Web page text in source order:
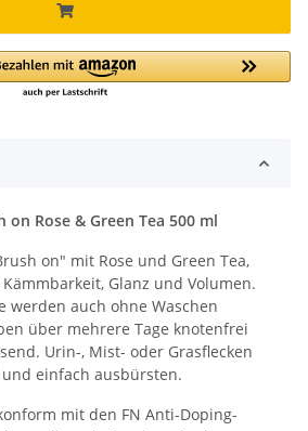
on Rose & Green Tea 500 ml
on" mit Rose und Green Tea,
Glanz und Volumen.
werden auch ohne Waschen
über mehrere Tage knotenfrei
Urin-, Mist- oder Grasflecken
einfach ausbürsten.
mit den FN Anti-Doping-